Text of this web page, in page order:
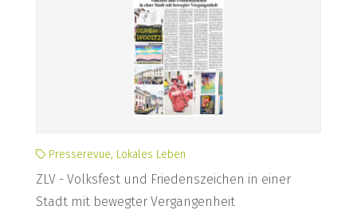
Presserevue, Lokales Leben
ZLV - Volksfest und Friedenszeichen in einer
Stadt mit bewegter Vergangenheit